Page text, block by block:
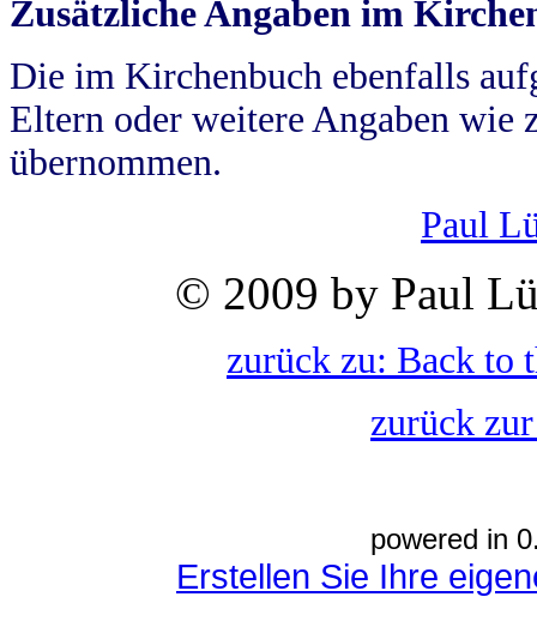
Zusätzliche Angaben im
Die im Kirchenbuch ebenfalls
Eltern oder weitere Angaben wie
übernommen.
Paul
© 2009 by Paul
zurück zu: Back to
zurück
powered in
Erstellen Sie Ihre